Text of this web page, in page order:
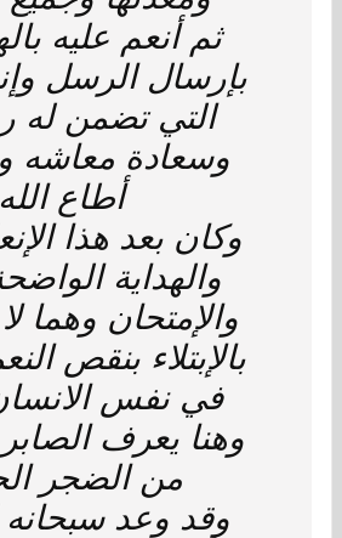
ثم أنعم عليه
بإرسال الرسل
التي تضمن له
وسعادة معاشه
أطاع
وكان بعد هذا
والهداية
والإمتحان وهما
بالإبتلاء بنقص
في نفس
وهنا يعرف
من الضجر
وقد وعد سبحانه